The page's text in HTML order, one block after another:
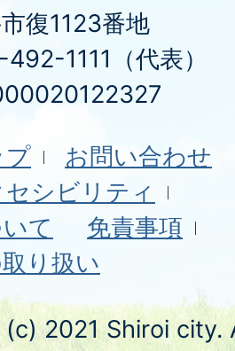
復1123番地
1111（代表）
プ
お問い合わせ
シビリティ
て
免責事項
り扱い
2021 Shiroi city.